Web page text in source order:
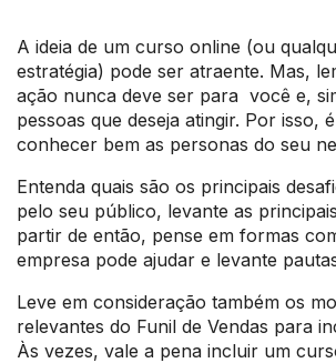
A ideia de um curso online (ou
estratégia) pode ser atraente. Mas,
ação nunca deve ser para você e,
pessoas que deseja atingir. Por isso,
conhecer bem as personas do seu
Entenda quais são os principais
pelo seu público, levante as
partir de então, pense em formas
empresa pode ajudar e levante
Leve em consideração também os
relevantes do Funil de Vendas para
Às vezes, vale a pena incluir um